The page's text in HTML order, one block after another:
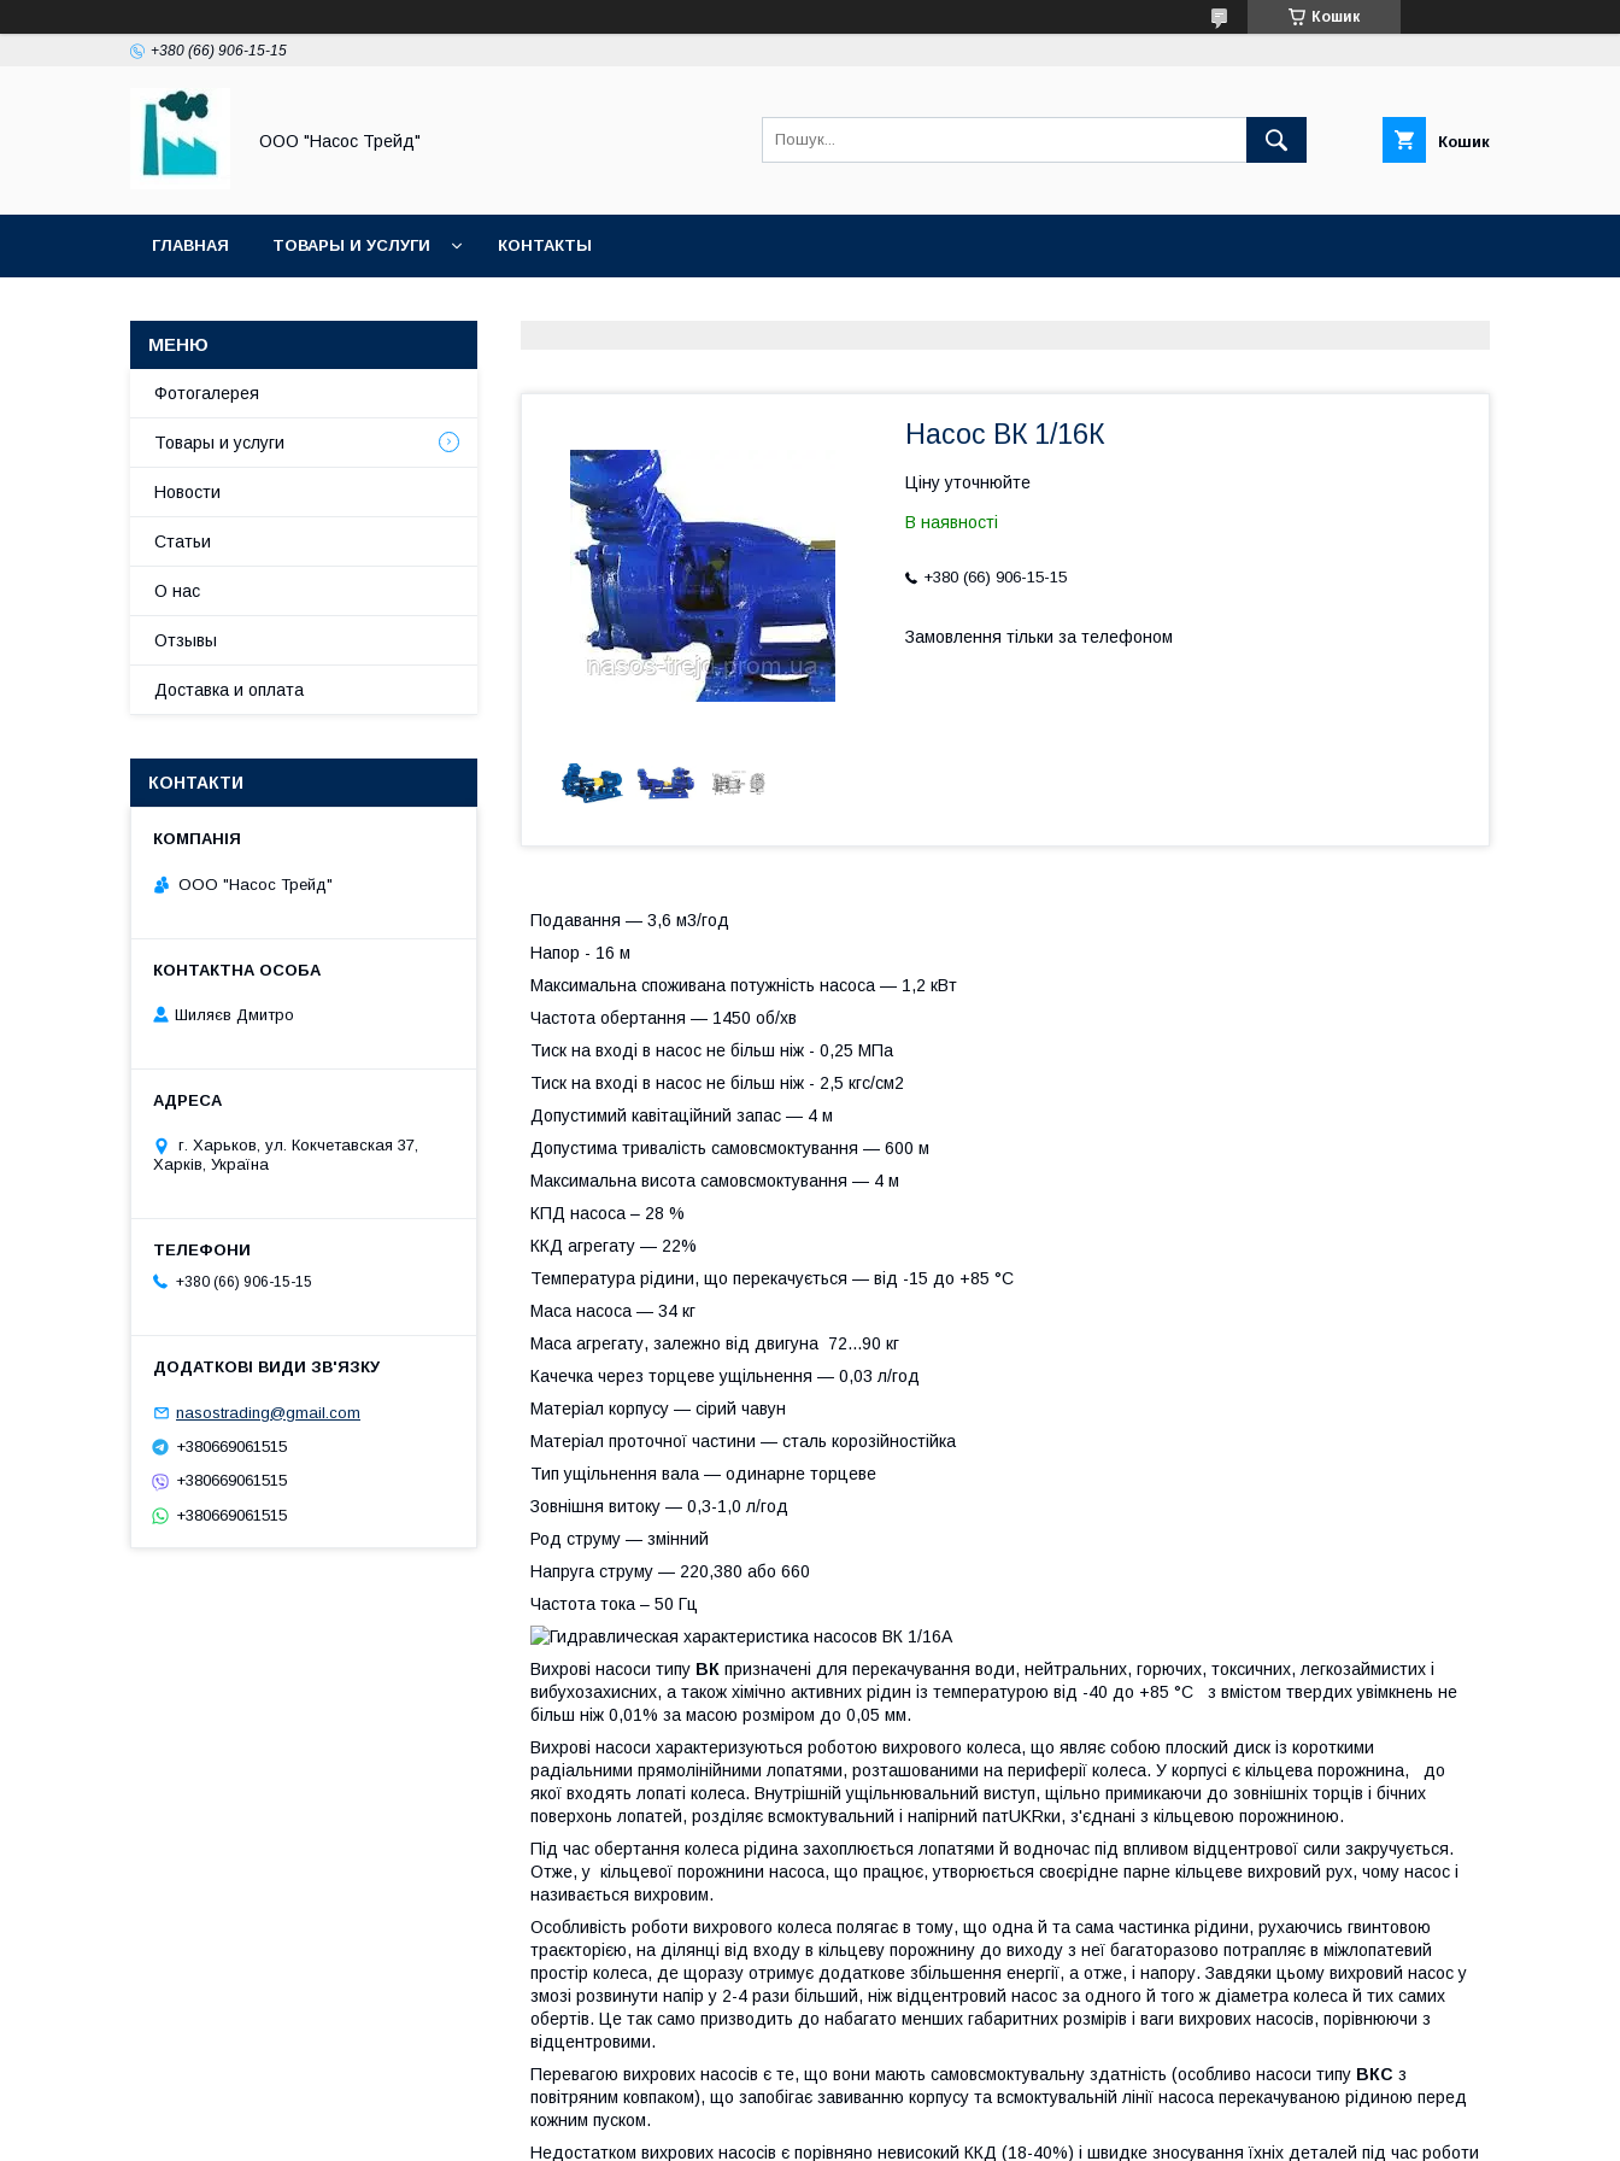
Кошик
+380 (66) 906-15-15
ООО "Насос Трейд" Кошик
ГЛАВНАЯ ТОВАРЫ И УСЛУГИ КОНТАКТЫ
Насос ВК 1/16К
Ціну уточнюйте
В наявності
+380 (66) 906-15-15
Замовлення тільки за телефоном
Подавання — 3,6 м3/год
Напор - 16 м
Максимальна споживана потужність насоса — 1,2 кВт
Частота обертання — 1450 об/хв
Тиск на вході в насос не більш ніж - 0,25 МПа
Тиск на вході в насос не більш ніж - 2,5 кгс/см2
Допустимий кавітаційний запас — 4 м
Допустима тривалість самовсмоктування — 600 м
Максимальна висота самовсмоктування — 4 м
КПД насоса – 28 %
ККД агрегату — 22%
Температура рідини, що перекачується — від -15 до +85 °C
Маса насоса — 34 кг
Маса агрегату, залежно від двигуна 72...90 кг
Качечка через торцеве ущільнення — 0,03 л/год
Матеріал корпусу — сірий чавун
Матеріал проточної частини — сталь корозійностійка
Тип ущільнення вала — одинарне торцеве
Зовнішня витоку — 0,3-1,0 л/год
Род струму — змінний
Напруга струму — 220,380 або 660
Частота тока – 50 Гц
Вихрові насоси типу ВК призначені для перекачування води, нейтральних, горючих, токсичних, легкозаймистих і
вибухозахисних, а також хімічно активних рідин із температурою від -40 до +85 °C з вмістом твердих увімкнень не
більш ніж 0,01% за масою розміром до 0,05 мм.
Вихрові насоси характеризуються роботою вихрового колеса, що являє собою плоский диск із короткими
радіальними прямолінійними лопатями, розташованими на периферії колеса. У корпусі є кільцева порожнина, до
якої входять лопаті колеса. Внутрішній ущільнювальний виступ, щільно примикаючи до зовнішніх торців і бічних
поверхонь лопатей, розділяє всмоктувальний і напірний патUKRки, з'єднані з кільцевою порожниною.
Під час обертання колеса рідина захоплюється лопатями й водночас під впливом відцентрової сили закручується.
Отже, у кільцевої порожнини насоса, що працює, утворюється своєрідне парне кільцеве вихровий рух, чому насос і
називається вихровим.
Особливість роботи вихрового колеса полягає в тому, що одна й та сама частинка рідини, рухаючись гвинтовою
траєкторією, на ділянці від входу в кільцеву порожнину до виходу з неї багаторазово потрапляє в міжлопатевий
простір колеса, де щоразу отримує додаткове збільшення енергії, а отже, і напору. Завдяки цьому вихровий насос у
змозі розвинути напір у 2-4 рази більший, ніж відцентровий насос за одного й того ж діаметра колеса й тих самих
обертів. Це так само призводить до набагато менших габаритних розмірів і ваги вихрових насосів, порівнюючи з
відцентровими.
Перевагою вихрових насосів є те, що вони мають самовсмоктувальну здатність (особливо насоси типу ВКС з
повітряним ковпаком), що запобігає завиванню корпусу та всмоктувальній лінії насоса перекачуваною рідиною перед
кожним пуском.
Недостатком вихрових насосів є порівняно невисокий ККД (18-40%) і швидке зносування їхніх деталей під час роботи
Фотогалерея
Товары и услуги
Новости
Статьи
О нас
Отзывы
Доставка и оплата
КОНТАКТИ
ООО "Насос Трейд"
Шиляєв Дмитро
г. Харьков, ул. Кокчетавская 37,
Харків, Україна
+380 (66) 906-15-15
nasostrading@gmail.com
+380669061515
+380669061515
+380669061515